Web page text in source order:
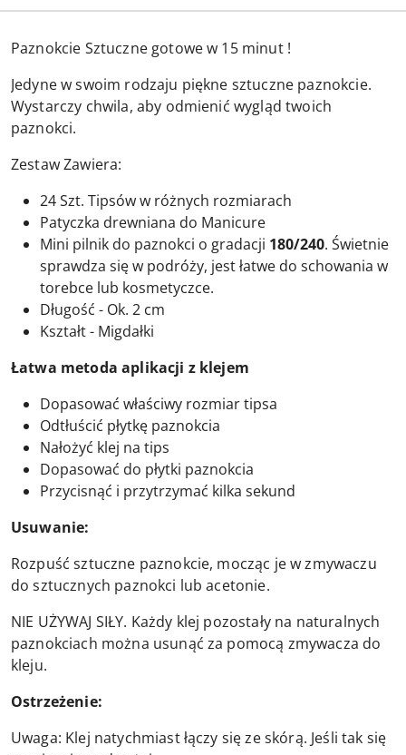
Paznokcie Sztuczne gotowe w 15 minut !
Jedyne w swoim rodzaju piękne sztuczne paznokcie.
Wystarczy chwila, aby odmienić wygląd twoich
paznokci.
Zestaw Zawiera:
24 Szt. Tipsów w różnych rozmiarach
Patyczka drewniana do Manicure
Mini pilnik do paznokci o gradacji 180/240. Świetnie
sprawdza się w podróży, jest łatwe do schowania w
torebce lub kosmetyczce.
Długość - Ok. 2 cm
Kształt - Migdałki
Łatwa metoda aplikacji z klejem
Dopasować właściwy rozmiar tipsa
Odtłuścić płytkę paznokcia
Nałożyć klej na tips
Dopasować do płytki paznokcia
Przycisnąć i przytrzymać kilka sekund
Usuwanie:
Rozpuść sztuczne paznokcie, mocząc je w zmywaczu
do sztucznych paznokci lub acetonie.
NIE UŻYWAJ SIŁY. Każdy klej pozostały na naturalnych
paznokciach można usunąć za pomocą zmywacza do
kleju.
Ostrzeżenie:
Uwaga: Klej natychmiast łączy się ze skórą. Jeśli tak się